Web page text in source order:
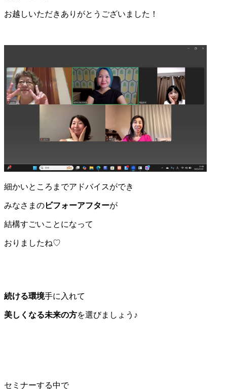
お越しいただきありがとうございました！
細かいところまでアドバイスができ
みなさまのビフォーアフターが
結構すごいことになって
おりましたね♡
続ける環境手に入れて
美しくなる未来の方を選びましょう♪
セミナーする中で